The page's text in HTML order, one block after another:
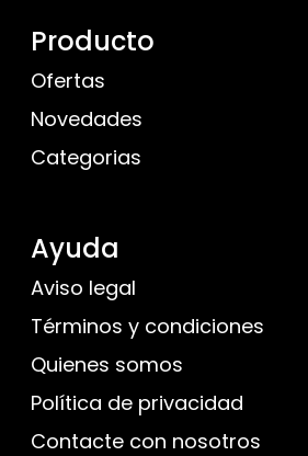
Producto
Ofertas
Novedades
Categorias
Ayuda
Aviso legal
Términos y condiciones
Quienes somos
Política de privacidad
Contacte con nosotros